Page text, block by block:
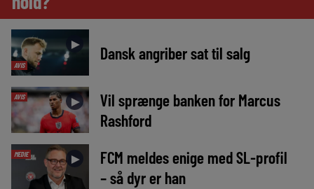
AVIS
► Dansk angriber sat til salg
AVIS ►
Vil sprænge banken for Marcus
Rashford
MEDIE ►
FCM meldes enige med SL-profil
– så dyr er han